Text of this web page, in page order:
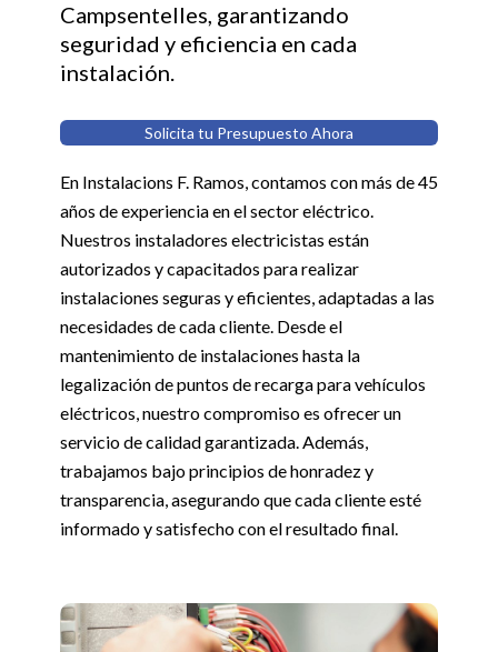
Campsentelles, garantizando
seguridad y eficiencia en cada
instalación.
Solicita tu Presupuesto Ahora
En Instalacions F. Ramos, contamos con más de 45
años de experiencia en el sector eléctrico.
Nuestros instaladores electricistas están
autorizados y capacitados para realizar
instalaciones seguras y eficientes, adaptadas a las
necesidades de cada cliente. Desde el
mantenimiento de instalaciones hasta la
legalización de puntos de recarga para vehículos
eléctricos, nuestro compromiso es ofrecer un
servicio de calidad garantizada. Además,
trabajamos bajo principios de honradez y
transparencia, asegurando que cada cliente esté
informado y satisfecho con el resultado final.